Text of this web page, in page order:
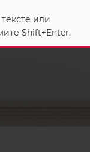
или
Shift+Enter.